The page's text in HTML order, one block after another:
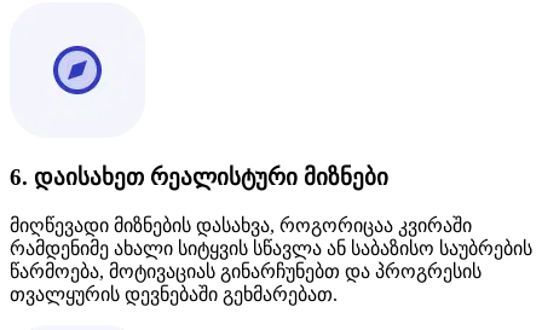
6. დაისახეთ რეალისტური მიზნები
მიღწევადი მიზნების დასახვა, როგორიცაა კვირაში
რამდენიმე ახალი სიტყვის სწავლა ან საბაზისო საუბრების
წარმოება, მოტივაციას გინარჩუნებთ და პროგრესის
თვალყურის დევნებაში გეხმარებათ.